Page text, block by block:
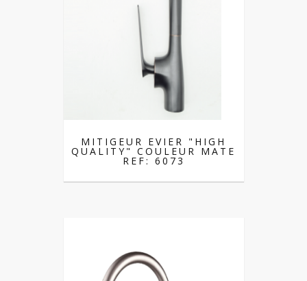
MITIGEUR EVIER "HIGH
QUALITY" COULEUR MATE
REF: 6073